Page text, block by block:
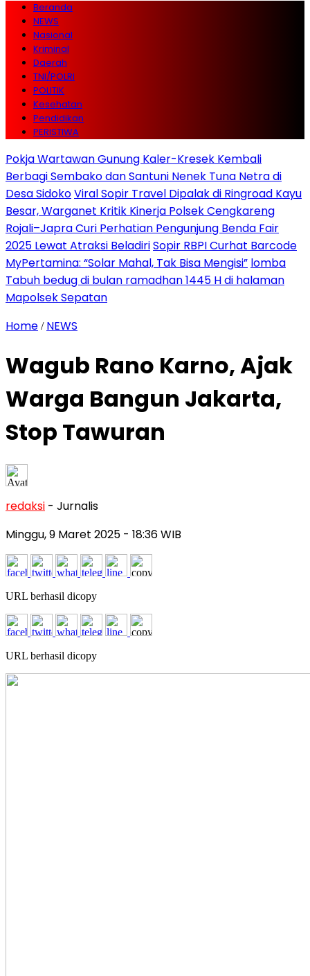
Beranda
NEWS
Nasional
Kriminal
Daerah
TNI/POLRI
POLITIK
Kesehatan
Pendidikan
PERISTIWA
Pokja Wartawan Gunung Kaler-Kresek Kembali
Berbagi Sembako dan Santuni Nenek Tuna Netra di
Desa SidokoViral Sopir Travel Dipalak di Ringroad Kayu
Besar, Warganet Kritik Kinerja Polsek Cengkareng
Rojali–Japra Curi Perhatian Pengunjung Benda Fair
2025 Lewat Atraksi BeladiriSopir RBPI Curhat Barcode
MyPertamina: “Solar Mahal, Tak Bisa Mengisi” lomba
Tabuh bedug di bulan ramadhan 1445 H di halaman
Mapolsek Sepatan
Home / NEWS
Wagub Rano Karno, Ajak
Warga Bangun Jakarta,
Stop Tawuran
redaksi - Jurnalis
Minggu, 9 Maret 2025 - 18:36 WIB
URL berhasil dicopy
URL berhasil dicopy